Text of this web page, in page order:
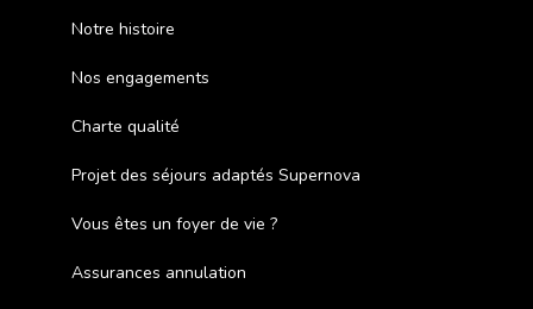
Notre histoire
Nos engagements
Charte qualité
Projet des séjours adaptés Supernova
Vous êtes un foyer de vie ?
Assurances annulation